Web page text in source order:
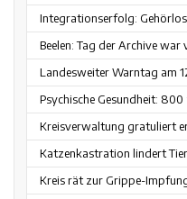
Integrationserfolg:
Beelen: Tag der Archive war
Landesweiter Warntag am
Psychische Gesundheit:
Kreisverwaltung gratuliert
Katzenkastration lindert
Kreis rät zur Grippe-